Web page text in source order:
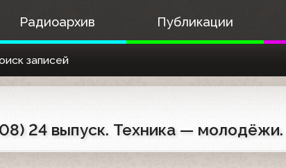
Радиоархив Публикации
записей
24 выпуск. Техника —